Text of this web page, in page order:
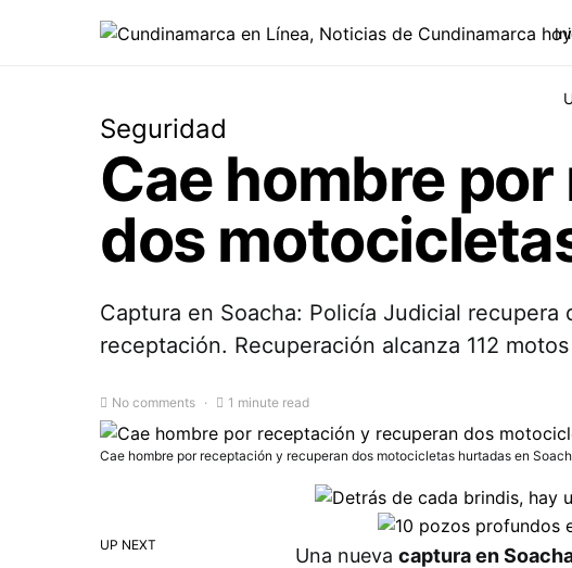
Seguridad
Cae hombre
dos
Captura en Soacha: Policía Judicial
receptación. Recuperación alcanza 112
No comments 1 minute read
Cae hombre por receptación y recuperan dos motocicletas hurtadas en
UP NEXT Una nueva captura en